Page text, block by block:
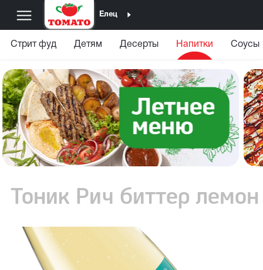
Елец
Стрит фуд Детям Десерты Напитки Соусы
Тоник Рич биттер лемон